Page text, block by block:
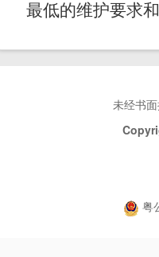
最低的维护要求
未经书
粤